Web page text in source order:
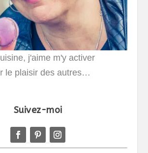
j'aime m'y activer
le plaisir des autres…
Suivez-moi